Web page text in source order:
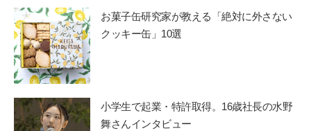
お菓子缶研究家が教える「絶対に外さない
クッキー缶」10選
小学生で起業・特許取得。16歳社長の水野
舞さんインタビュー